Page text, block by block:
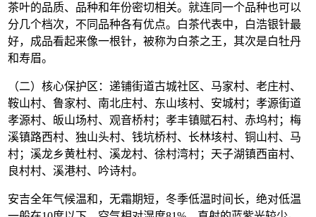
茶叶的品质、品种和年份密切相关。就连同一个品种也可以
分几个档次，不同品种各有优点。白茶代表中，白浩银针最
好，成品看起来像一根针，被称为白茶之王，其次是白牡丹
和寿眉。
（二）核心保护区：递铺街道古城社区、马家村、老庄村、
鞍山村、鲁家村、南北庄村、东山垓村、安城村；孝源街道
孝源村、皈山场村、观音桥村；孝丰镇赋石村、赤坞村；梅
溪镇路西村、独山头村、钱坑桥村、长林垓村、铜山村、马
村；溪龙乡黄杜村、溪龙村、徐村湾村；天子湖镇西亩村、
良村村、溪港村、吟诗村。
安吉全年气候温和，无霜期短，冬季低温时间长，绝对低温